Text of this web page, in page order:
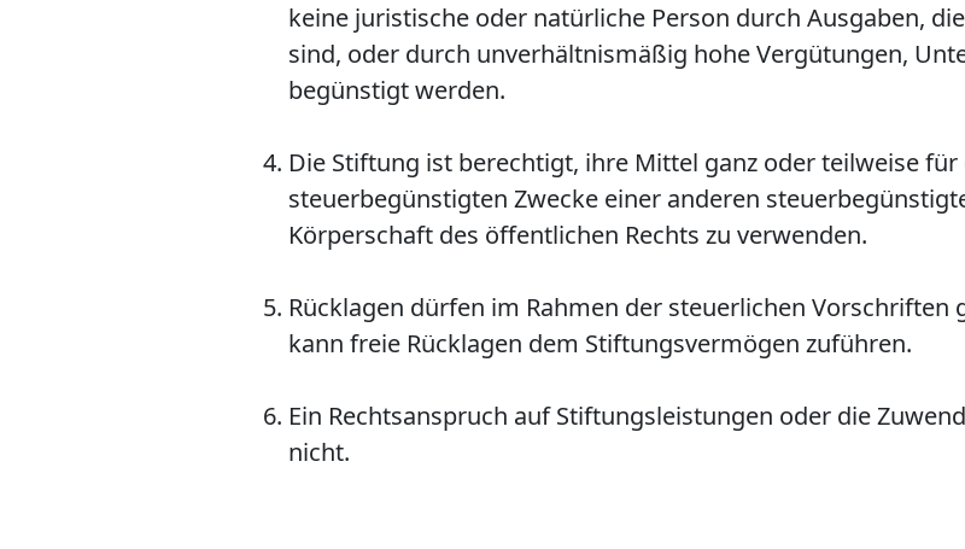
keine juristische oder natürliche Person durch Ausgaben,
sind, oder durch unverhältnismäßig hohe Vergütungen,
begünstigt werden.
Die Stiftung ist berechtigt, ihre Mittel ganz oder teilweise
steuerbegünstigten Zwecke einer anderen
Körperschaft des öffentlichen Rechts zu verwenden.
Rücklagen dürfen im Rahmen der steuerlichen Vorschriften
kann freie Rücklagen dem Stiftungsvermögen zuführen.
Ein Rechtsanspruch auf Stiftungsleistungen oder die
nicht.